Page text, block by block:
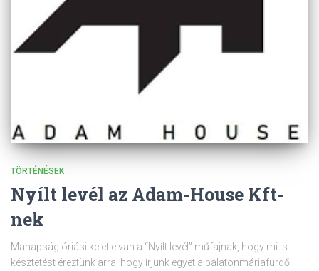
TÖRTÉNÉSEK
Nyílt levél az Adam-House Kft-
nek
Manapság óriási keletje van a “Nyílt levél” műfajnak, hogy mi is
késztetést éreztünk arra, hogy írjunk egyet a balatonmáriafürdői